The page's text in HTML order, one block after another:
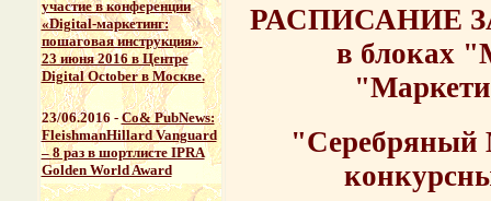
участие в конференции
«Digital-маркетинг:
пошаговая инструкция»
23 июня 2016 в Центрe
Digital October в Москве.
23/06.2016 - Со& PubNews:
FleishmanHillard Vanguard
–8 раз в шортлисте IPRA
Golden World Award
РАСПИСАНИЕ
в блоках
"Серебряный